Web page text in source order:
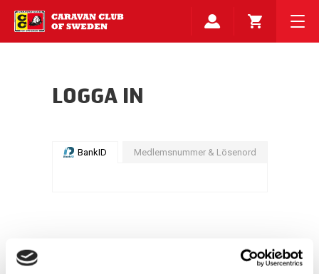
LOGGA IN
BankID Medlemsnummer & Lösenord